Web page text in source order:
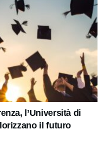
l’Università di
il futuro